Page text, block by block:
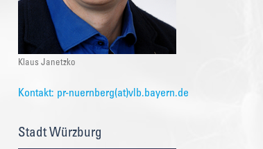
Klaus Janetzko
Kontakt: pr-nuernberg(at)vlb.bayern.de
Stadt Würzburg